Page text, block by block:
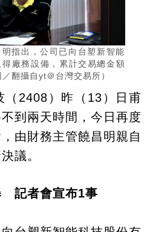
指出，公司已向台塑新智能
廠務設備，累計交易總金額
翻攝自yt＠台灣交易所）
（2408）昨（13）日甫
到兩天時間，今日再度
由財務主管饒昌明親自
議。
記者會宣布1事